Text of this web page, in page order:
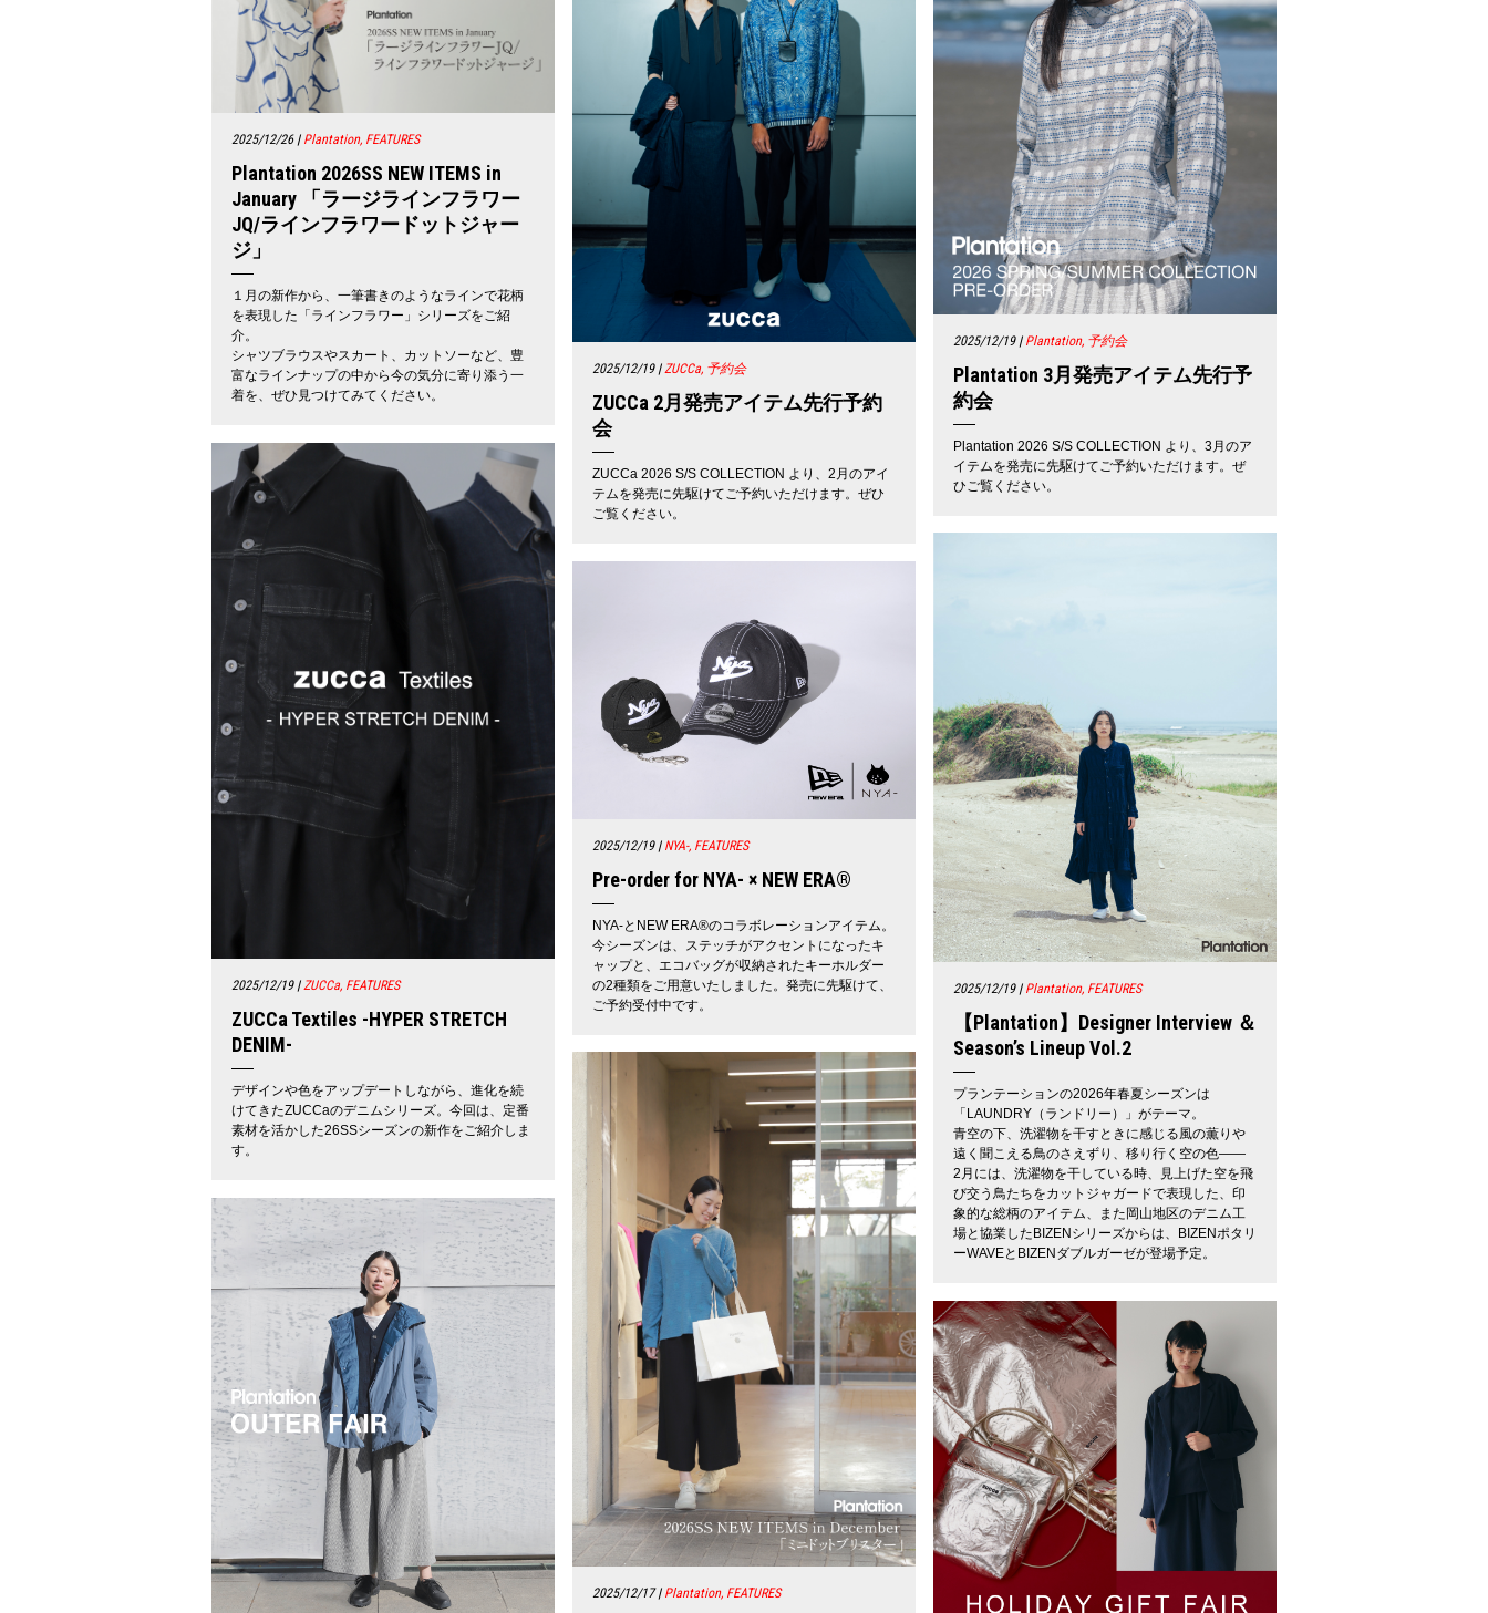
2025/12/26| Plantation, FEATURES
Plantation 2026SS NEW ITEMS in
January 「ラージラインフラワー
JQ/ラインフラワードットジャー
ジ」
１月の新作から、一筆書きのようなラインで花柄
を表現した「ラインフラワー」シリーズをご紹
介。
シャツブラウスやスカート、カットソーなど、豊
富なラインナップの中から今の気分に寄り添う一
着を、ぜひ見つけてみてください。
2025/12/19|ZUCCa, 予約会
ZUCCa 2月発売アイテム先行予約
会
ZUCCa 2026 S/S COLLECTION より、2月のアイ
テムを発売に先駆けてご予約いただけます。ぜひ
ご覧ください。
2025/12/19| Plantation, 予約会
Plantation 3月発売アイテム先行予
約会
Plantation 2026 S/S COLLECTION より、3月のア
イテムを発売に先駆けてご予約いただけます。ぜ
ひご覧ください。
2025/12/19|ZUCCa, FEATURES
ZUCCa Textiles -HYPER STRETCH
DENIM-
デザインや色をアップデートしながら、進化を続
けてきたZUCCaのデニムシリーズ。今回は、定番
素材を活かした26SSシーズンの新作をご紹介しま
す。
2025/12/19| Plantation, FEATURES
【Plantation】Designer Interview ＆
Season’s Lineup Vol.2
プランテーションの2026年春夏シーズンは
「LAUNDRY（ランドリー）」がテーマ。
青空の下、洗濯物を干すときに感じる風の薫りや
遠く聞こえる鳥のさえずり、移り行く空の色――
2月には、洗濯物を干している時、見上げた空を飛
び交う鳥たちをカットジャガードで表現した、印
象的な総柄のアイテム、また岡山地区のデニム工
場と協業したBIZENシリーズからは、BIZENポタリ
ーWAVEとBIZENダブルガーゼが登場予定。
2025/12/19| NYA-, FEATURES
Pre-order for NYA- × NEW ERA®
NYA-とNEW ERA®のコラボレーションアイテム。
今シーズンは、ステッチがアクセントになったキ
ャップと、エコバッグが収納されたキーホルダー
の2種類をご用意いたしました。発売に先駆けて、
ご予約受付中です。
2025/12/17| Plantation, FEATURES